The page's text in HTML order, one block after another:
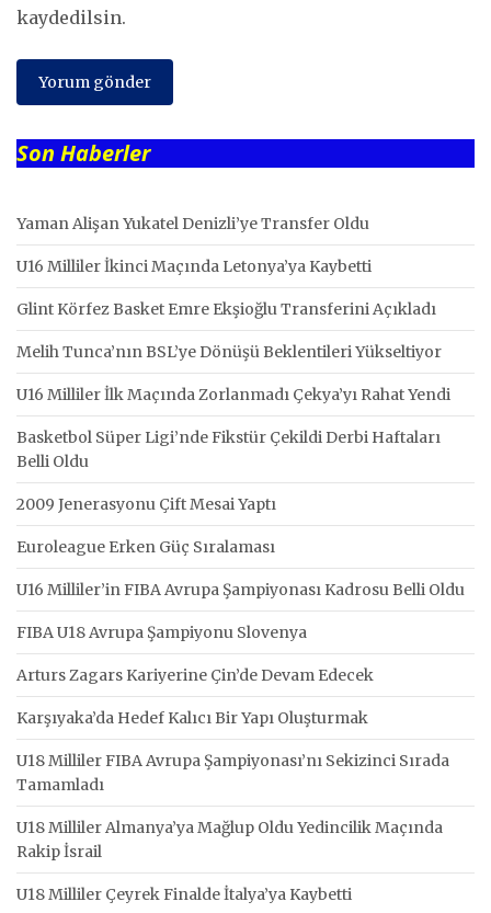
kaydedilsin.
Son Haberler
Yaman Alişan Yukatel Denizli’ye Transfer Oldu
U16 Milliler İkinci Maçında Letonya’ya Kaybetti
Glint Körfez Basket Emre Ekşioğlu Transferini Açıkladı
Melih Tunca’nın BSL’ye Dönüşü Beklentileri Yükseltiyor
U16 Milliler İlk Maçında Zorlanmadı Çekya’yı Rahat Yendi
Basketbol Süper Ligi’nde Fikstür Çekildi Derbi Haftaları
Belli Oldu
2009 Jenerasyonu Çift Mesai Yaptı
Euroleague Erken Güç Sıralaması
U16 Milliler’in FIBA Avrupa Şampiyonası Kadrosu Belli Oldu
FIBA U18 Avrupa Şampiyonu Slovenya
Arturs Zagars Kariyerine Çin’de Devam Edecek
Karşıyaka’da Hedef Kalıcı Bir Yapı Oluşturmak
U18 Milliler FIBA Avrupa Şampiyonası’nı Sekizinci Sırada
Tamamladı
U18 Milliler Almanya’ya Mağlup Oldu Yedincilik Maçında
Rakip İsrail
U18 Milliler Çeyrek Finalde İtalya’ya Kaybetti